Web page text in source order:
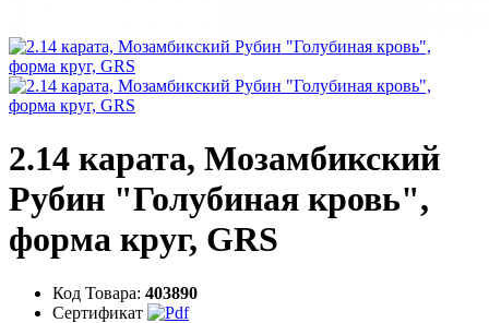
2.14 карата, Мозамбикский
Рубин "Голубиная кровь",
форма круг, GRS
Код Товара: 403890
Сертификат